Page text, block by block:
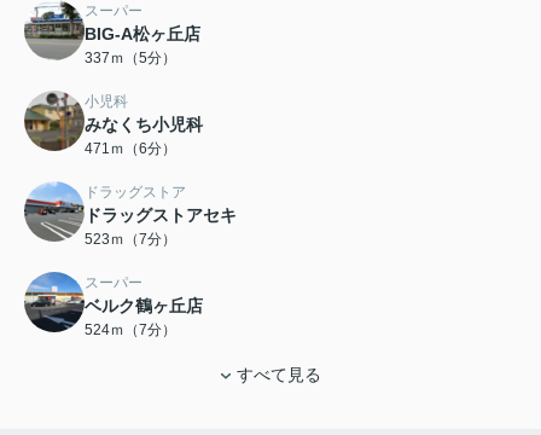
スーパー
BIG-A松ヶ丘店
337ｍ（5分）
小児科
みなくち小児科
471ｍ（6分）
ドラッグストア
ドラッグストアセキ
523ｍ（7分）
スーパー
ベルク鶴ヶ丘店
524ｍ（7分）
すべて見る